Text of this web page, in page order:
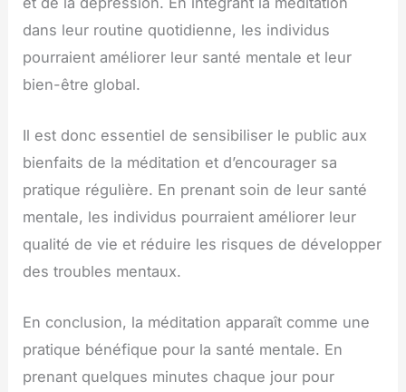
dans leur routine quotidienne, les individus
pourraient améliorer leur santé mentale et leur
bien-être global.
Il est donc essentiel de sensibiliser le public aux
bienfaits de la méditation et d’encourager sa
pratique régulière. En prenant soin de leur santé
mentale, les individus pourraient améliorer leur
qualité de vie et réduire les risques de développer
des troubles mentaux.
En conclusion, la méditation apparaît comme une
pratique bénéfique pour la santé mentale. En
prenant quelques minutes chaque jour pour